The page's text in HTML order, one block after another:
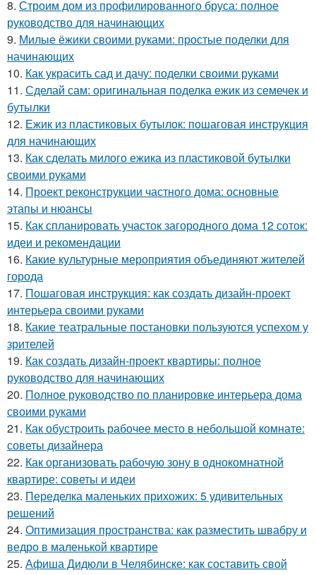
8. Строим дом из профилированного бруса: полное
руководство для начинающих
9. Милые ёжики своими руками: простые поделки для
начинающих
10. Как украсить сад и дачу: поделки своими руками
11. Сделай сам: оригинальная поделка ежик из семечек и
бутылки
12. Ежик из пластиковых бутылок: пошаговая инструкция
для начинающих
13. Как сделать милого ежика из пластиковой бутылки
своими руками
14. Проект реконструкции частного дома: основные
этапы и нюансы
15. Как спланировать участок загородного дома 12 соток:
идеи и рекомендации
16. Какие культурные мероприятия объединяют жителей
города
17. Пошаговая инструкция: как создать дизайн-проект
интерьера своими руками
18. Какие театральные постановки пользуются успехом у
зрителей
19. Как создать дизайн-проект квартиры: полное
руководство для начинающих
20. Полное руководство по планировке интерьера дома
своими руками
21. Как обустроить рабочее место в небольшой комнате:
советы дизайнера
22. Как организовать рабочую зону в однокомнатной
квартире: советы и идеи
23. Переделка маленьких прихожих: 5 удивительных
решений
24. Оптимизация пространства: как разместить швабру и
ведро в маленькой квартире
25. Афиша Дидюли в Челябинске: как составить свой